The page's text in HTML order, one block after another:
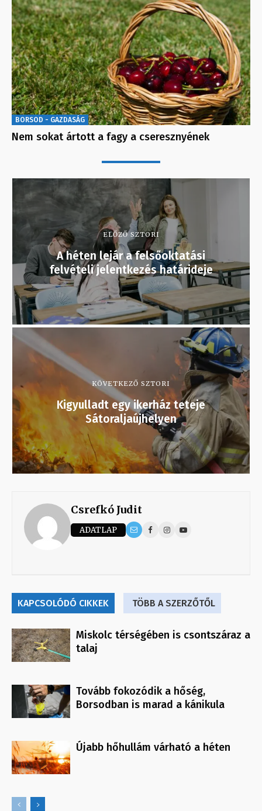
BORSOD - GAZDASÁG
Nem sokat ártott a fagy a cseresznyének
ELŐZŐ SZTORI
A héten lejár a felsőoktatási
felvételi jelentkezés határideje
KÖVETKEZŐ SZTORI
Kigyulladt egy ikerház teteje
Sátoraljaújhelyen
Csrefkó Judit
ADATLAP
KAPCSOLÓDÓ CIKKEK TÖBB A SZERZŐTŐL
Miskolc térségében is csontszáraz a
talaj
Tovább fokozódik a hőség,
Borsodban is marad a kánikula
Újabb hőhullám várható a héten